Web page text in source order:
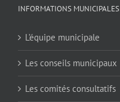
INFORMATIONS MUNICIPALES
L’équipe municipale
Les conseils municipaux
Les comités consultatifs